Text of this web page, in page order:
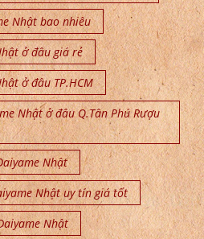
Nhật bao nhiêu
ở đâu giá rẻ
ở đâu TP.HCM
Nhật ở đâu Q.Tân Phú Rượu
Nhật
Nhật uy tín giá tốt
Nhật